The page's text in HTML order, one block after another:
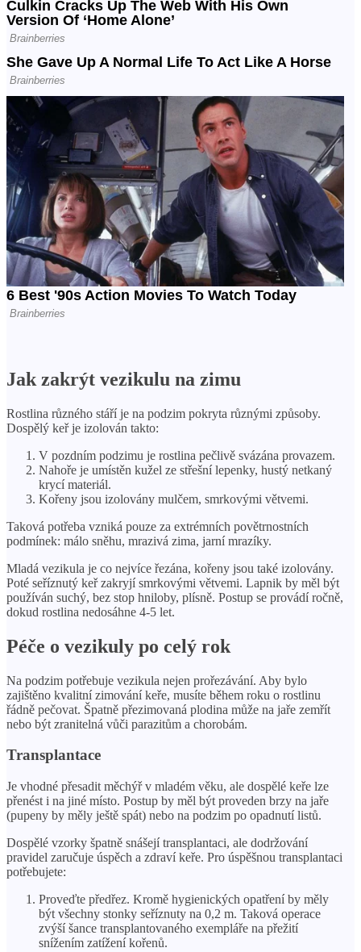
Jak zakrýt vezikulu na zimu
Rostlina různého stáří je na podzim pokryta různými způsoby.
Dospělý keř je izolován takto:
V pozdním podzimu je rostlina pečlivě svázána provazem.
Nahoře je umístěn kužel ze střešní lepenky, hustý netkaný
krycí materiál.
Kořeny jsou izolovány mulčem, smrkovými větvemi.
Taková potřeba vzniká pouze za extrémních povětrnostních
podmínek: málo sněhu, mrazivá zima, jarní mrazíky.
Mladá vezikula je co nejvíce řezána, kořeny jsou také izolovány.
Poté seříznutý keř zakryjí smrkovými větvemi. Lapnik by měl být
používán suchý, bez stop hniloby, plísně. Postup se provádí ročně,
dokud rostlina nedosáhne 4-5 let.
Péče o vezikuly po celý rok
Na podzim potřebuje vezikula nejen prořezávání. Aby bylo
zajištěno kvalitní zimování keře, musíte během roku o rostlinu
řádně pečovat. Špatně přezimovaná plodina může na jaře zemřít
nebo být zranitelná vůči parazitům a chorobám.
Transplantace
Je vhodné přesadit měchýř v mladém věku, ale dospělé keře lze
přenést i na jiné místo. Postup by měl být proveden brzy na jaře
(pupeny by měly ještě spát) nebo na podzim po opadnutí listů.
Dospělé vzorky špatně snášejí transplantaci, ale dodržování
pravidel zaručuje úspěch a zdraví keře. Pro úspěšnou transplantaci
potřebujete:
Proveďte předřez. Kromě hygienických opatření by měly
být všechny stonky seříznuty na 0,2 m. Taková operace
zvýší šance transplantovaného exempláře na přežití
snížením zatížení kořenů.